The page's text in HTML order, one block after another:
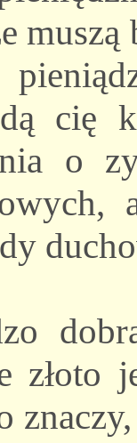
cię
o
złoto